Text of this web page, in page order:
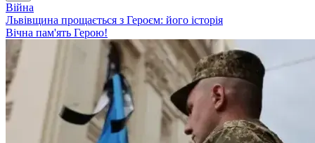
Війна
Львівщина прощається з Героєм: його історія
Вічна пам'ять Герою!